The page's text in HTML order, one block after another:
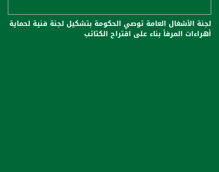
لجنة الأشغال العامة توصي الحكومة بتشكيل لجنة فنية لحماية
أهراءات المرفأ بناء على اقتراح الكتائب